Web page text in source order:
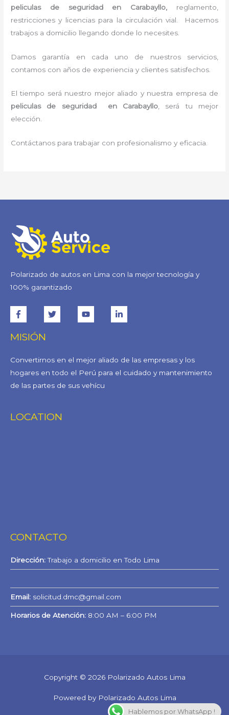
peliculas de seguridad en Carabayllo, reglamento,
restricciones y licencias para la circulación vial. Hacemos
trabajos a domicilio llegando donde lo necesites.
Damos garantía en cada uno de nuestros servicios,
contamos con años de experiencia y clientes satisfechos.
El tiempo será nuestro mejor aliado y nuestra empresa de
peliculas de seguridad en Carabayllo, será tu mejor
elección.
Contáctanos para trabajar con profesionalismo y eficacia.
Polarizado de autos en Lima con la mejor tecnología y
100% garantizado
MISIÓN
Convertirnos en el mejor aliado de las empresas y los
hogares en todo el Perú para el cuidado y mantenimiento
de las partes de sus vehícu
LOCATION
CONTACTO
Dirección:Trabajo a domicilio en Todo Lima
Email: solicitud.dmc@gmail.com
Horarios de Atención: 8:00 AM – 6:00 PM
Copyright © 2026 Polarizado Autos Lima
Powered by Polarizado Autos Lima
Hablemos por WhatsApp !